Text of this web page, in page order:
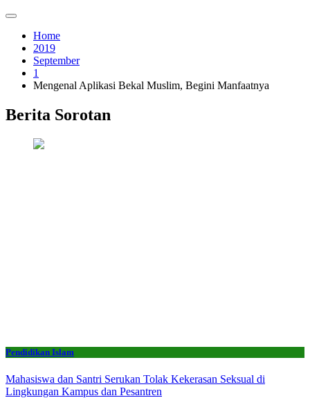
Home
2019
September
1
Mengenal Aplikasi Bekal Muslim, Begini Manfaatnya
Berita Sorotan
Pendidikan Islam
Mahasiswa dan Santri Serukan Tolak Kekerasan Seksual di
Lingkungan Kampus dan Pesantren